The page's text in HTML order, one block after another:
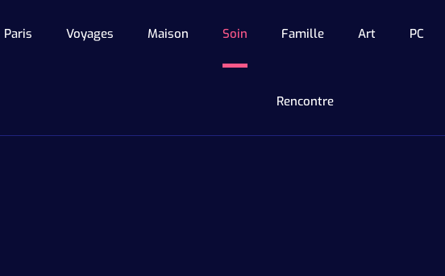
Paris Voyages Maison Soin Famille Art PC
Rencontre